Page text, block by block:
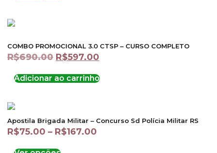
COMBO PROMOCIONAL 3.0 CTSP – CURSO COMPLETO
R$690.00 R$597.00
Adicionar ao carrinho
Apostila Brigada Militar – Concurso Sd Polícia Militar RS
R$75.00 – R$167.00